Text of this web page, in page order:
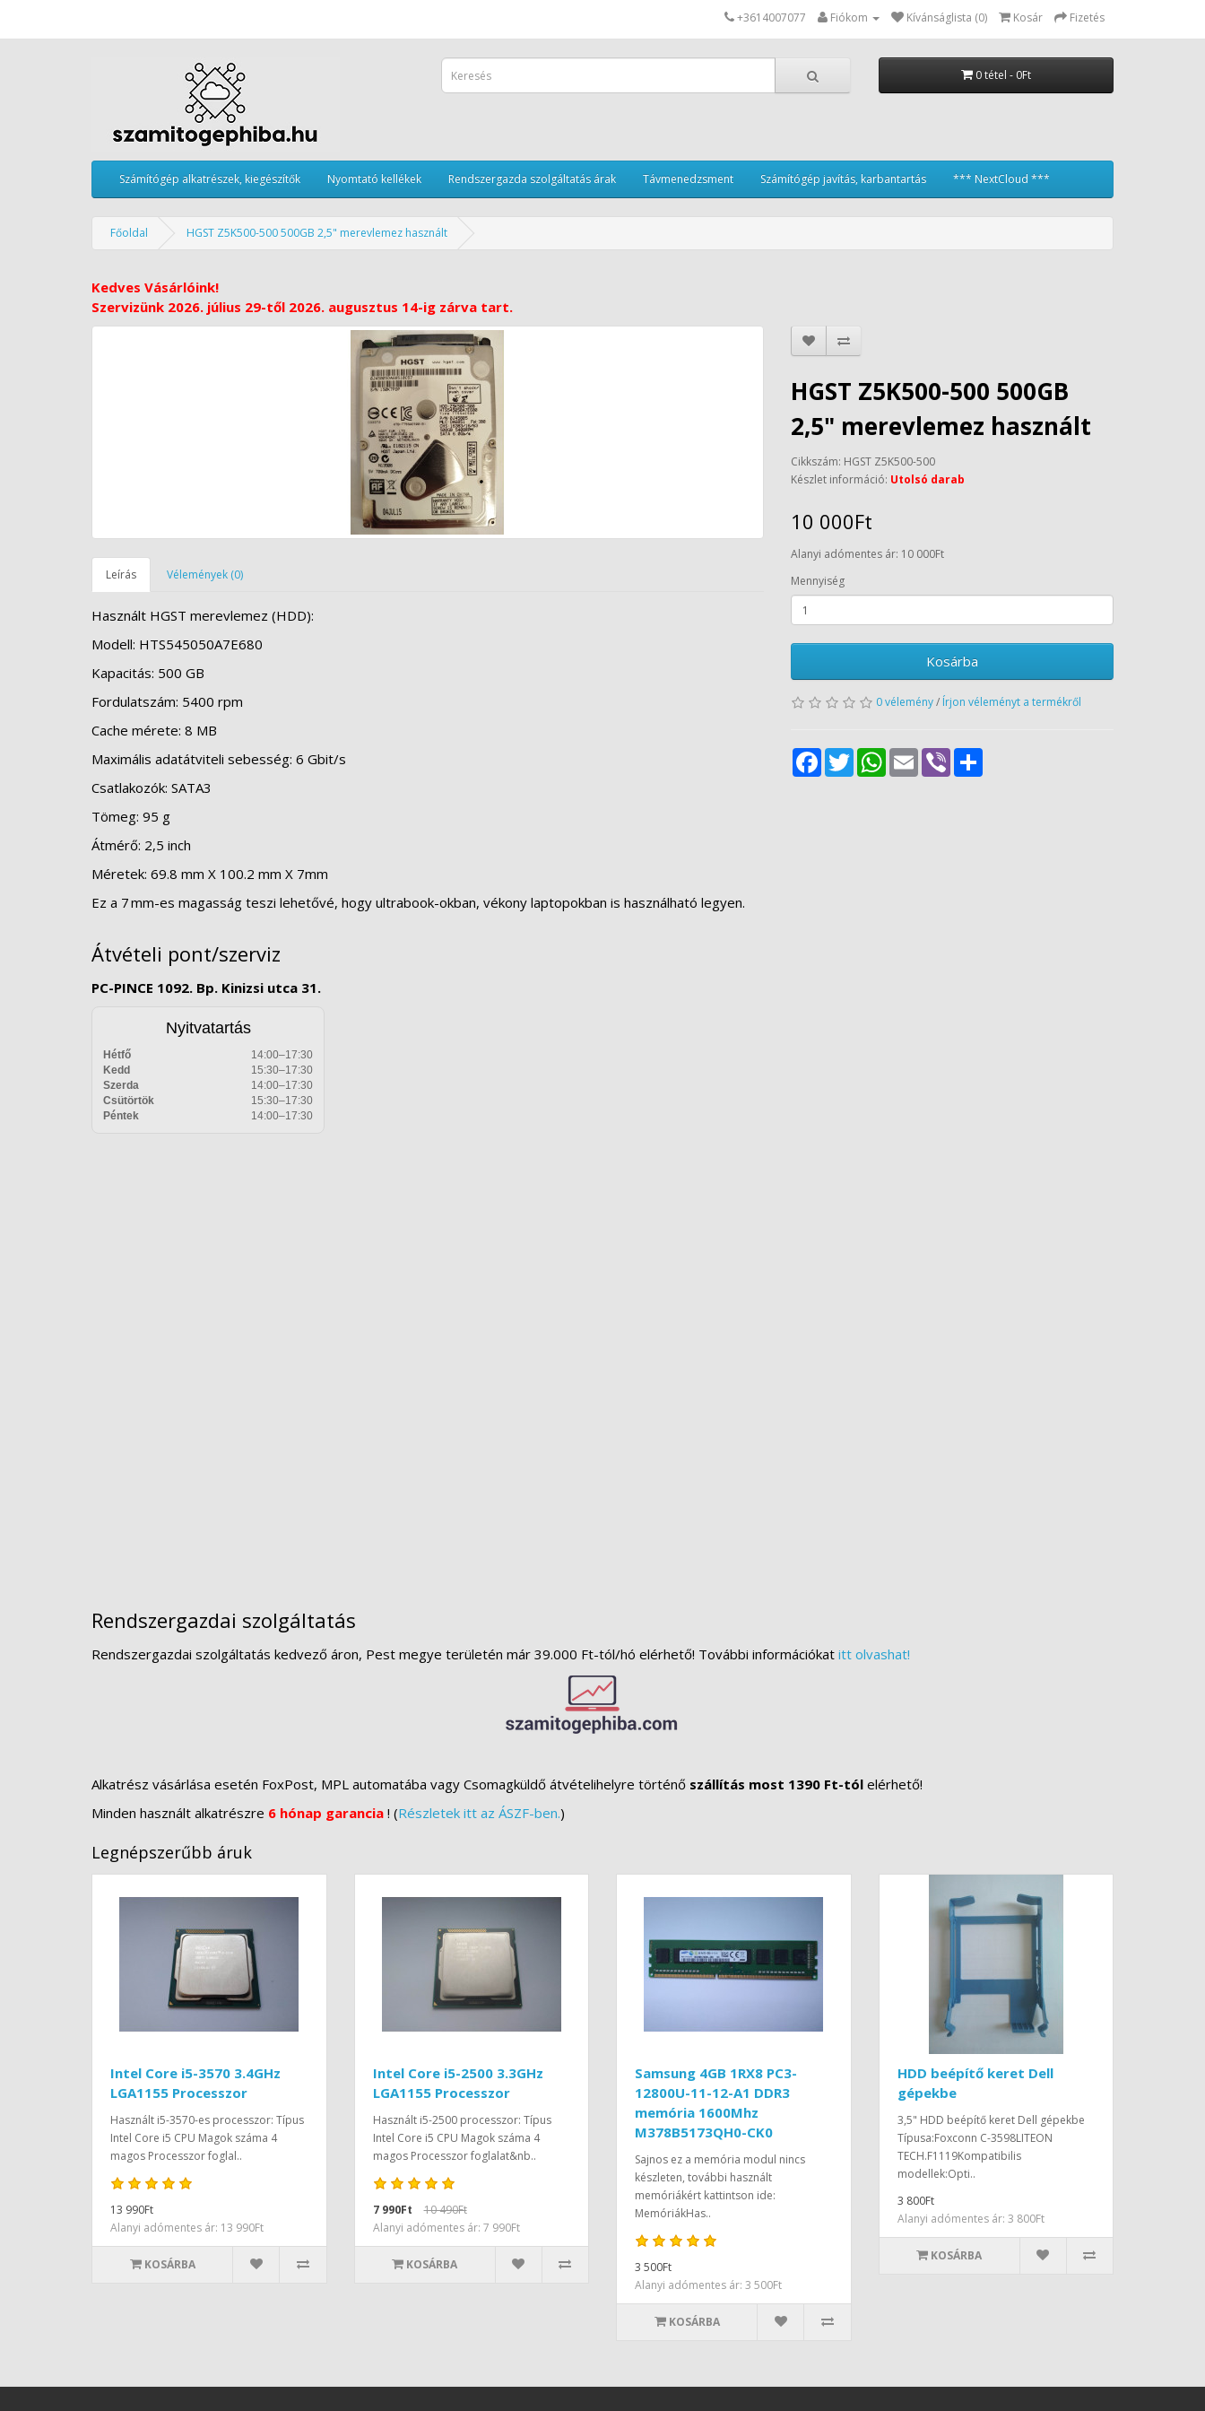
+3614007077 Fiókom Kívánságlista (0) Kosár Fizetés
0 tétel - 0Ft
Számítógép alkatrészek, kiegészítők Nyomtató kellékek Rendszergazda szolgáltatás árak Távmenedzsment Számítógép javítás, karbantartás *** NextCloud ***
Főoldal HGST Z5K500-500 500GB 2,5" merevlemez használt
Kedves Vásárlóink!
Szervizünk 2026. július 29-től 2026. augusztus 14-ig zárva tart.
Leírás Vélemények (0)
Használt HGST merevlemez (HDD):
Modell: HTS545050A7E680
Kapacitás: 500 GB
Fordulatszám: 5400 rpm
Cache mérete: 8 MB
Maximális adatátviteli sebesség: 6 Gbit/s
Csatlakozók: SATA3
Tömeg: 95 g
Átmérő: 2,5 inch
Méretek: 69.8 mm X 100.2 mm X 7mm
Ez a 7 mm-es magasság teszi lehetővé, hogy ultrabook-okban, vékony laptopokban is használható legyen.
HGST Z5K500-500 500GB
2,5" merevlemez használt
Cikkszám: HGST Z5K500-500
Készlet információ: Utolsó darab
10 000Ft
Alanyi adómentes ár: 10 000Ft
Mennyiség
Kosárba
0 vélemény/ Írjon véleményt a termékről
FacebookTwitter WhatsApp
Email Viber
Átvételi pont/szerviz
PC-PINCE 1092. Bp. Kinizsi utca 31.
Nyitvatartás
Hétfő
14:00–17:30
Kedd
15:30–17:30
Szerda
14:00–17:30
Csütörtök
15:30–17:30
Péntek
14:00–17:30
Rendszergazdai szolgáltatás
Rendszergazdai szolgáltatás kedvező áron, Pest megye területén már 39.000 Ft-tól/hó elérhető! További információkat itt olvashat!
Alkatrész vásárlása esetén FoxPost, MPL automatába vagy Csomagküldő átvételihelyre történő szállítás most 1390 Ft-tól elérhető!
Minden használt alkatrészre 6 hónap garancia ! (Részletek itt az ÁSZF-ben.)
Legnépszerűbb áruk
Intel Core i5-3570 3.4GHz
LGA1155 Processzor
Használt i5-3570-es processzor: Típus
Intel Core i5 CPU Magok száma 4
magos Processzor foglal..
13 990Ft
Alanyi adómentes ár: 13 990Ft
KOSÁRBA
Intel Core i5-2500 3.3GHz
LGA1155 Processzor
Használt i5-2500 processzor: Típus
Intel Core i5 CPU Magok száma 4
magos Processzor foglalat&nb..
7 990Ft
10 490Ft
Alanyi adómentes ár: 7 990Ft
KOSÁRBA
Samsung 4GB 1RX8 PC3-
12800U-11-12-A1 DDR3
memória 1600Mhz
M378B5173QH0-CK0
Sajnos ez a memória modul nincs
készleten, további használt
memóriákért kattintson ide:
MemóriákHas..
3 500Ft
Alanyi adómentes ár: 3 500Ft
KOSÁRBA
HDD beépítő keret Dell
gépekbe
3,5" HDD beépítő keret Dell gépekbe
Típusa:Foxconn C-3598LITEON
TECH.F1119Kompatibilis
modellek:Opti..
3 800Ft
Alanyi adómentes ár: 3 800Ft
KOSÁRBA